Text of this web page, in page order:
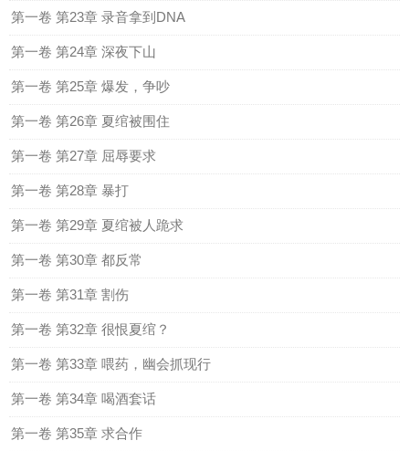
第一卷 第23章 录音拿到DNA
第一卷 第24章 深夜下山
第一卷 第25章 爆发，争吵
第一卷 第26章 夏绾被围住
第一卷 第27章 屈辱要求
第一卷 第28章 暴打
第一卷 第29章 夏绾被人跪求
第一卷 第30章 都反常
第一卷 第31章 割伤
第一卷 第32章 很恨夏绾？
第一卷 第33章 喂药，幽会抓现行
第一卷 第34章 喝酒套话
第一卷 第35章 求合作